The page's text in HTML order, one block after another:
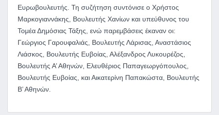
Ευρωβουλευτής. Τη συζήτηση συντόνισε ο Χρήστος
Μαρκογιαννάκης, Βουλευτής Χανίων και υπεύθυνος του
Τομέα Δημόσιας Τάξης, ενώ παρεμβάσεις έκαναν οι:
Γεώργιος Γαρουφαλιάς, Βουλευτής Λάρισας, Αναστάσιος
Λιάσκος, Βουλευτής Ευβοίας, Αλέξανδρος Λυκουρέζος,
Βουλευτής Α’ Αθηνών, Ελευθέριος Παπαγεωργόπουλος,
Βουλευτής Ευβοίας, και Αικατερίνη Παπακώστα, Βουλευτής
Β’ Αθηνών.